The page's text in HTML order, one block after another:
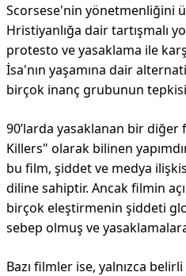
Scorsese'nin yönetmenliğini
Hristiyanlığa dair tartışmalı
protesto ve yasaklama ile
İsa'nın yaşamına dair
birçok inanç grubunun
90’larda yasaklanan bir
Killers" olarak bilinen
bu film, şiddet ve medya
diline sahiptir. Ancak filmin
birçok eleştirmenin şiddeti
sebep olmuş ve
Bazı filmler ise, yalnızca